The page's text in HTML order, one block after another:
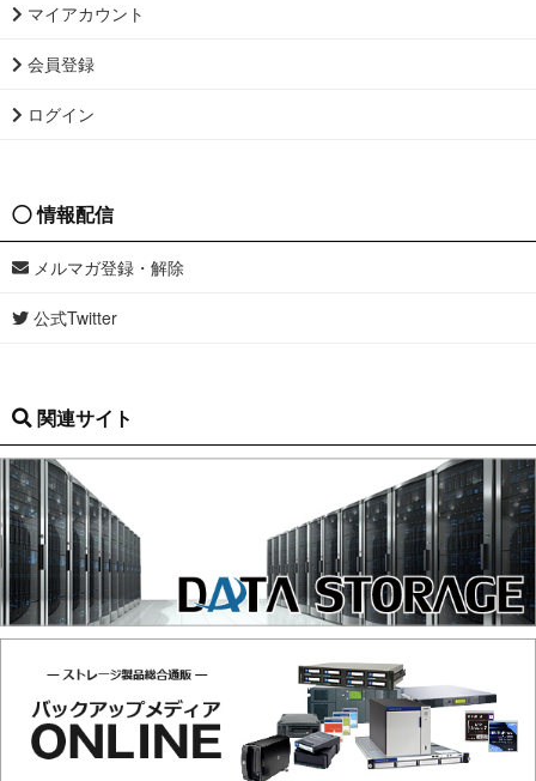
マイアカウント
会員登録
ログイン
情報配信
メルマガ登録・解除
公式Twitter
関連サイト